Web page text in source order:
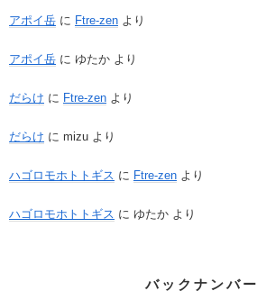
アポイ岳 に Ftre-zen より
アポイ岳 に ゆたか より
だらけ に Ftre-zen より
だらけ に mizu より
ハゴロモホトトギス に Ftre-zen より
ハゴロモホトトギス に ゆたか より
バックナンバー